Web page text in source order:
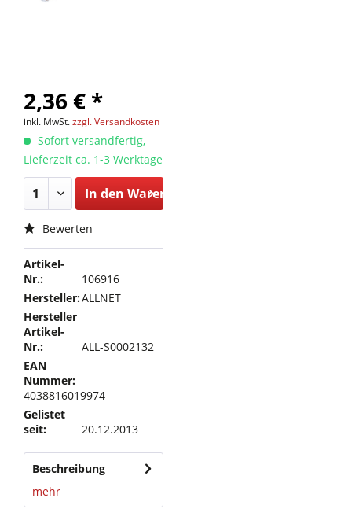
2,36 € *
inkl. MwSt.zzgl. Versandkosten
Sofort versandfertig,
Lieferzeit ca. 1-3 Werktage
In den Warenkorb
Bewerten
Artikel-
Nr.:
106916
Hersteller:ALLNET
Hersteller
Artikel-
Nr.:
ALL-S0002132
EAN
Nummer:
4038816019974
Gelistet
seit:
20.12.2013
Beschreibung
mehr